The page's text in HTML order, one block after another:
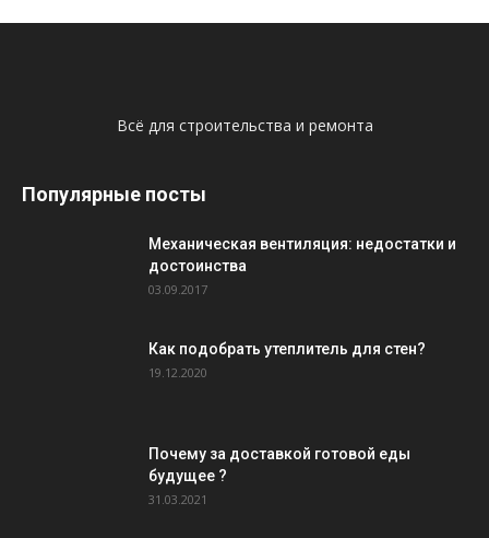
Всё для строительства и ремонта
Популярные посты
Механическая вентиляция: недостатки и
достоинства
03.09.2017
Как подобрать утеплитель для стен?
19.12.2020
Почему за доставкой готовой еды
будущее ?
31.03.2021